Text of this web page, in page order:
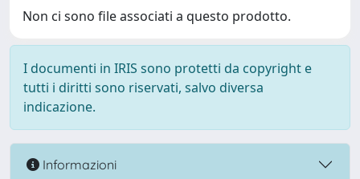
Non ci sono file associati a questo prodotto.
I documenti in IRIS sono protetti da copyright e
tutti i diritti sono riservati, salvo diversa
indicazione.
Informazioni